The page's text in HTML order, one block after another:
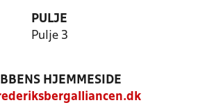
PULJE
Pulje 3
HJEMMESIDE